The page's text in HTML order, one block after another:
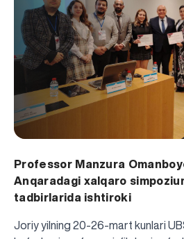
Professor Manzura
Anqaradagi xalqaro
tadbirlarida ishtiroki
Joriy yilning 20-26-mart kunlari